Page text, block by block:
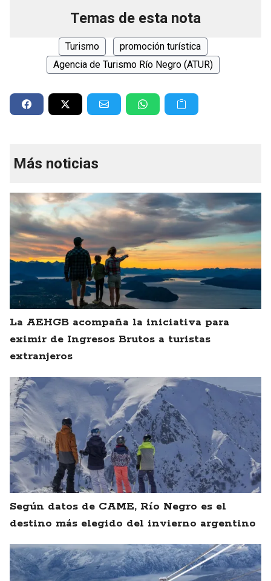
Temas de esta nota
Turismo
promoción turística
Agencia de Turismo Río Negro (ATUR)
Más noticias
La AEHGB acompaña la iniciativa para
eximir de Ingresos Brutos a turistas
extranjeros
Según datos de CAME, Río Negro es el
destino más elegido del invierno argentino